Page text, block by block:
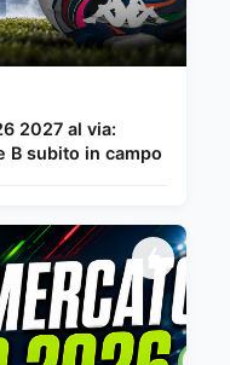
2027 al via:
B subito in campo